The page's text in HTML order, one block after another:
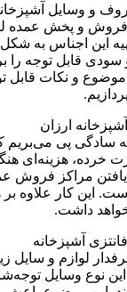
آشپزخانه برای
عمده لوازم
به شکل عمده،
توجه را برای
قابل توجه خرید
پی ‌می‌بریم که خرید
هنگفت را به
فروش عمده لوازم
علاوه بر هزینه
و سایل زیبا و
توجه‌شان را جلب